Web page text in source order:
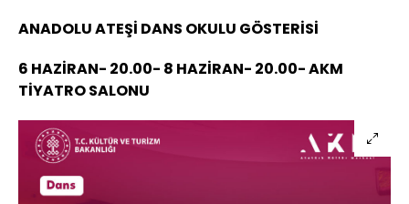
ANADOLU ATEŞİ DANS OKULU GÖSTERİSİ
6 HAZİRAN- 20.00- 8 HAZİRAN- 20.00- AKM
TİYATRO SALONU